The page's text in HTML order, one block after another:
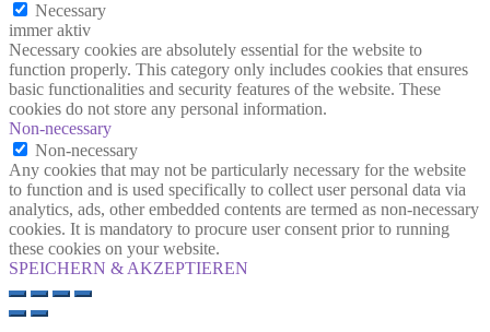
Necessary
immer aktiv
Necessary cookies are absolutely essential for the website to
function properly. This category only includes cookies that ensures
basic functionalities and security features of the website. These
cookies do not store any personal information.
Non-necessary
Non-necessary
Any cookies that may not be particularly necessary for the website
to function and is used specifically to collect user personal data via
analytics, ads, other embedded contents are termed as non-necessary
cookies. It is mandatory to procure user consent prior to running
these cookies on your website.
SPEICHERN & AKZEPTIEREN